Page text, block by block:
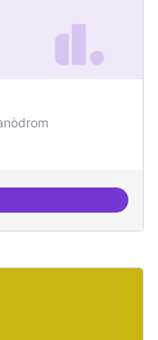
alternatius